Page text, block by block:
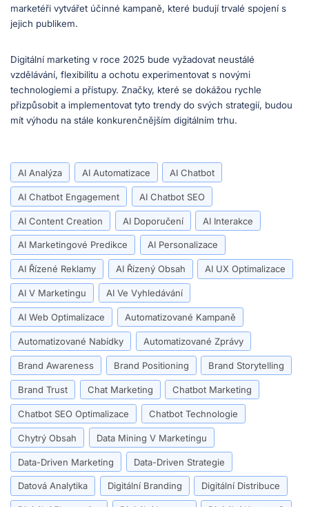
marketéři vytvářet účinné kampaně, které budují trvalé spojení s
jejich publikem.
Digitální marketing v roce 2025 bude vyžadovat neustálé
vzdělávání, flexibilitu a ochotu experimentovat s novými
technologiemi a přístupy. Značky, které se dokážou rychle
přizpůsobit a implementovat tyto trendy do svých strategií, budou
mít výhodu na stále konkurenčnějším digitálním trhu.
AI Analýza AI Automatizace AI Chatbot
AI Chatbot Engagement AI Chatbot SEO
AI Content Creation AI Doporučení AI Interakce
AI Marketingové Predikce AI Personalizace
AI Řízené Reklamy AI Řízený Obsah AI UX Optimalizace
AI V Marketingu AI Ve Vyhledávání
AI Web Optimalizace Automatizované Kampaně
Automatizované Nabídky Automatizované Zprávy
Brand Awareness Brand Positioning Brand Storytelling
Brand Trust Chat Marketing Chatbot Marketing
Chatbot SEO Optimalizace Chatbot Technologie
Chytrý Obsah Data Mining V Marketingu
Data-Driven Marketing Data-Driven Strategie
Datová Analytika Digitální Branding Digitální Distribuce